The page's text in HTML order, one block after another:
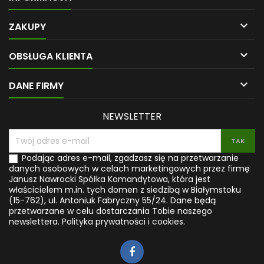
sposób zapobiegniesz wielu
jak artretyzm, zwyrodnienie
stawów lub choroby układu
Dowiesz się, jak medycyna
naturalna, ziołolecznictwo,
oczyszczanie organizmu i
akumulatory. Poznasz
również sztukę właściwego...
ZAKUPY 
OBSŁUGA KLIENTA 
DANE FIRMY 
NEWSLETTER
Podając adres e-mail, zgadzasz się na przetwarzanie
danych osobowych w celach marketingowych przez firmę
Janusz Nawrocki Spółka Komandytowa, która jest
właścicielem m.in. tych domen z siedzibą w Białymstoku
(15-762), ul. Antoniuk Fabryczny 55/24. Dane będą
przetwarzane w celu dostarczania Tobie naszego
newslettera. Polityka prywatności i cookies.